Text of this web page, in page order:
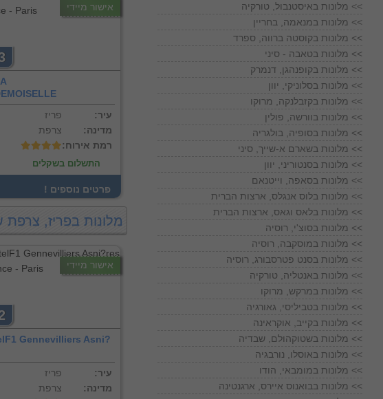
אישור מיידי
פריז
:עיר
צרפת
:מדינה
:רמת אירוח
התשלום בשקלים
! פרטים נוספים
מלונות בפריז, צרפת
אישור מיידי
Gennevilliers Asni?
פריז
:עיר
צרפת
:מדינה
מלונות באיסטנבול, טורקיה <<
מלונות במנאמה, בחריין <<
מלונות בקוסטה ברווה, ספרד <<
מלונות בטאבה - סיני <<
מלונות בקופנהגן, דנמרק <<
מלונות בסלוניקי, יוון <<
מלונות בקזבלנקה, מרוקו <<
מלונות בוורשה, פולין <<
מלונות בסופיה, בולגריה <<
מלונות בשארם א-שייך, סיני <<
מלונות בסנטוריני, יוון <<
מלונות בסאפה, וייטנאם <<
מלונות בלוס אנגלס, ארצות הברית <<
מלונות בלאס וגאס, ארצות הברית <<
מלונות בסוצ'י, רוסיה <<
מלונות במוסקבה, רוסיה <<
מלונות בסנט פטרסבורג, רוסיה <<
מלונות באנטליה, טורקיה <<
מלונות במרקש, מרוקו <<
מלונות בטביליסי, גאורגיה <<
מלונות בקייב, אוקראינה <<
מלונות בשטוקהולם, שבדיה <<
מלונות באוסלו, נורבגיה <<
מלונות במומבאי, הודו <<
מלונות בבואנוס איירס, ארגנטינה <<